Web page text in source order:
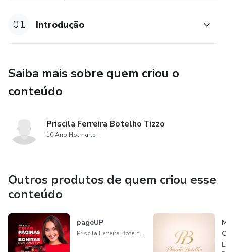
01 Introdução
Saiba mais sobre quem criou o
conteúdo
Priscila Ferreira Botelho Tizzo
10 Ano Hotmarter
Outros produtos de quem criou esse
conteúdo
pageUP
Priscila Ferreira Botelho Tizzo